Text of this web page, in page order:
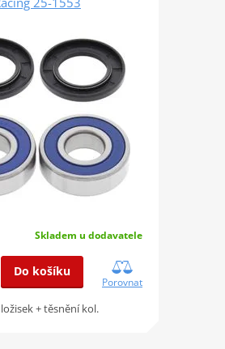
Skladem u dodavatele
Do košíku
Porovnat
+ těsnění kol.